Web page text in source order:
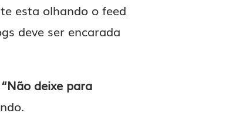
esta olhando o feed
deve ser encarada
“Não deixe para